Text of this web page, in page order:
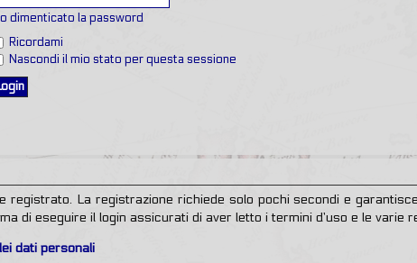
dimenticato la password
Ricordami
Nascondi il mio stato per questa sessione
registrato. La registrazione richiede solo pochi secondi e
di eseguire il login assicurati di aver letto i termini d’uso e le varie
dati personali